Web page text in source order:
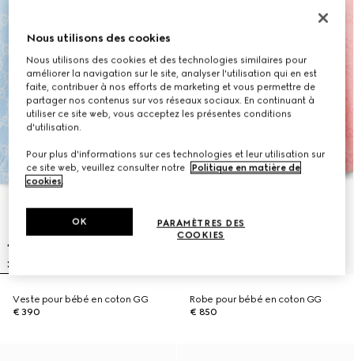
Veste pour bébé en coton GG
€ 390
Robe pour bébé en coton GG
€ 850
Nous utilisons des cookies
Nous utilisons des cookies et des technologies similaires pour
améliorer la navigation sur le site, analyser l'utilisation qui en est
faite, contribuer à nos efforts de marketing et vous permettre de
partager nos contenus sur vos réseaux sociaux. En continuant à
utiliser ce site web, vous acceptez les présentes conditions
d'utilisation.
Pour plus d'informations sur ces technologies et leur utilisation sur
ce site web, veuillez consulter notre
Politique en matière de
cookies.
PARAMÈTRES DES
COOKIES
OK